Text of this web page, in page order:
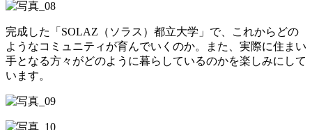
完成した「SOLAZ（ソラス）都立大学」で、これからどの
ようなコミュニティが育んでいくのか。また、実際に住まい
手となる方々がどのように暮らしているのかを楽しみにして
います。